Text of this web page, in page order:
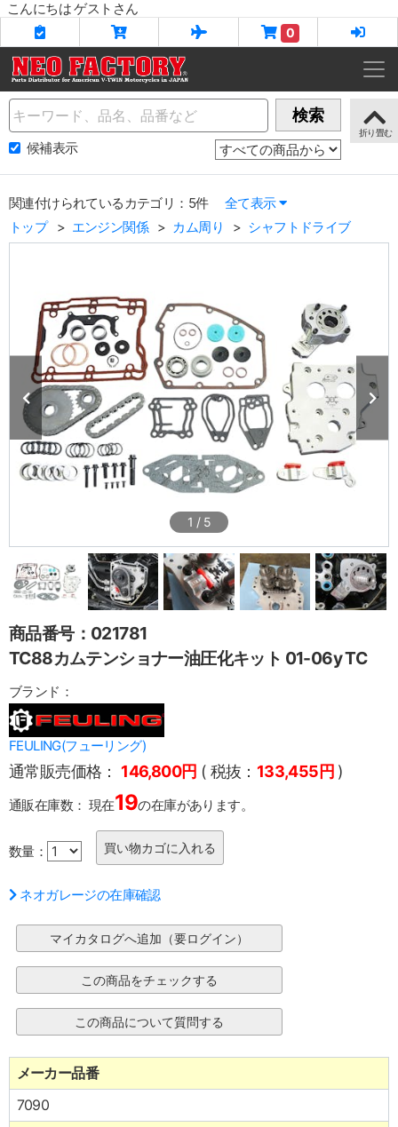
こんにちは ゲストさん
0
Name 検索
候補表示
関連付けられているカテゴリ：5件
全て表示
トップ
エンジン関係 カム周り シャフトドライブ
1 / 5
商品番号：021781
TC88カムテンショナー油圧化キット 01-06y TC
ブランド：
FEULING(フューリング)
通常販売価格： 146,800円 ( 税抜： 133,455円 )
通販在庫数： 現在19の在庫があります。
数量：
ネオガレージの在庫確認
メーカー品番
7090